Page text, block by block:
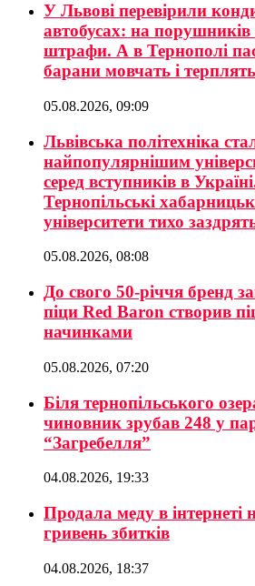
У Львові перевірили
автобусах: на
штрафи. А в Тернополі
барани мовчать і терплять
05.08.2026, 09:09
Львівська політехніка
найпопулярнішим
серед вступників в
Тернопільські
університети тихо
05.08.2026, 08:08
До свого 50-річчя бренд
піци Red Baron створив
начинками
05.08.2026, 07:20
Біля тернопільського
чиновник зрубав 248 у
“Загребелля”
04.08.2026, 19:33
Продала меду в інтернеті
гривень збитків
04.08.2026, 18:37